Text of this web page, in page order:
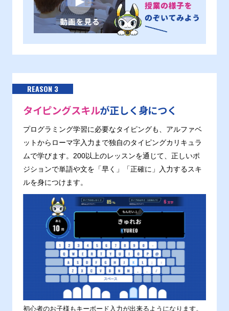
REASON 3
タイピングスキルが正しく身につく
プログラミング学習に必要なタイピングも、アルファベ
ットからローマ字入力まで独自のタイピングカリキュラ
ムで学びます。200以上のレッスンを通じて、正しいポ
ジションで単語や文を「早く」「正確に」入力するスキ
ルを身につけます。
初心者のお子様もキーボード入力が出来るようになります。